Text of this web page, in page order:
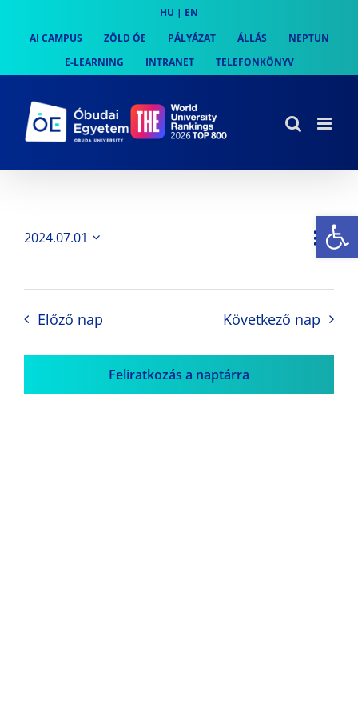
content
HU | EN
AI CAMPUS
ZÖLD ÓE PÁLYÁZAT ÁLLÁS
NEPTUN
E-LEARNING
INTRANET TELEFONKÖNYV
Nap
2024.07.01
Előző nap Következő nap
Feliratkozás a naptárra